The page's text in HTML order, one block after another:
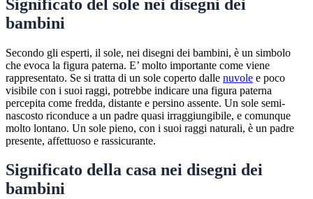
Significato del sole nei disegni dei
bambini
Secondo gli esperti, il sole, nei disegni dei bambini, è un simbolo
che evoca la figura paterna. E’ molto importante come viene
rappresentato. Se si tratta di un sole coperto dalle nuvole e poco
visibile con i suoi raggi, potrebbe indicare una figura paterna
percepita come fredda, distante e persino assente. Un sole semi-
nascosto riconduce a un padre quasi irraggiungibile, e comunque
molto lontano. Un sole pieno, con i suoi raggi naturali, è un padre
presente, affettuoso e rassicurante.
Significato della casa nei disegni dei
bambini